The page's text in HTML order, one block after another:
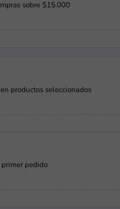
sobre $15.000
productos seleccionados
primer pedido